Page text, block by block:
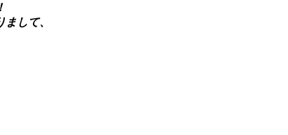
して、